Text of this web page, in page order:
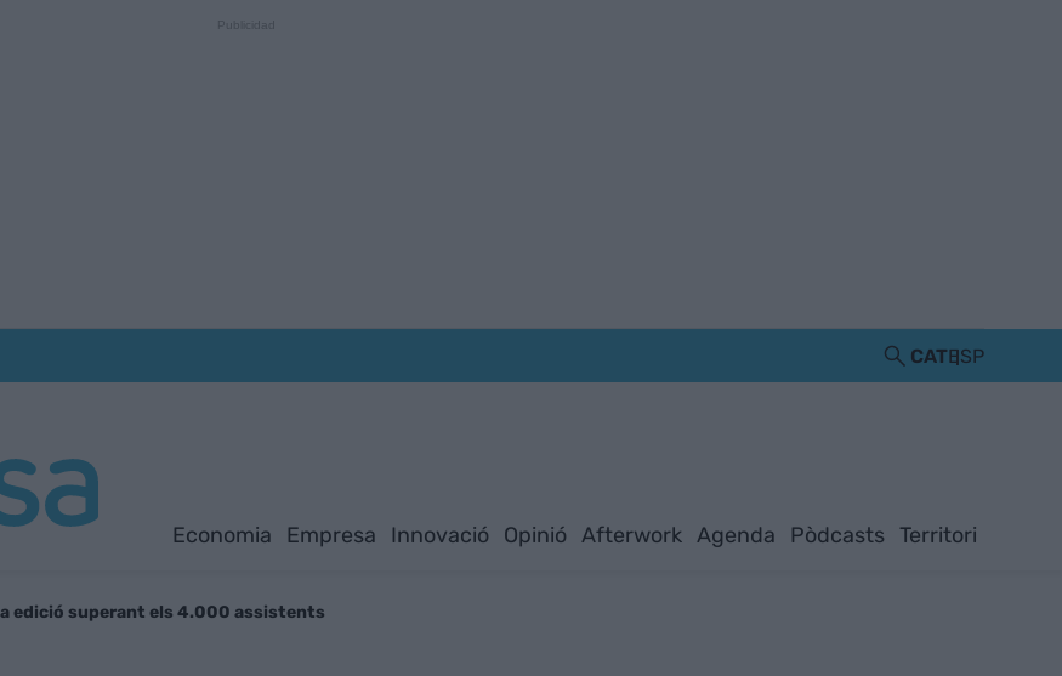
CATESP
Economia Empresa Innovació Opinió Afterwork Agenda Pòdcasts Territori
edició superant els 4.000 assistents